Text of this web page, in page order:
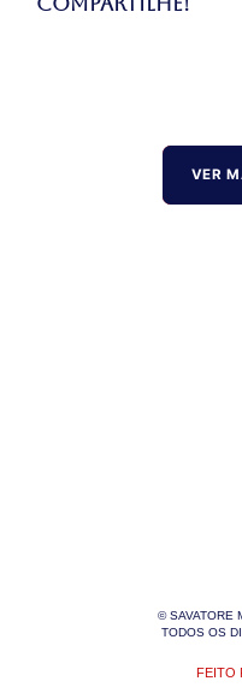
VER
© SAVATORE
TODOS OS
FEITO